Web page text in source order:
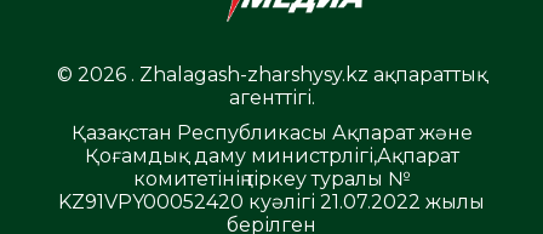
© 2026 . Zhalagash-zharshysy.kz ақпараттық
агенттігі.
Қазақстан Республикасы Ақпарат және
Қоғамдық даму министрлігі,Ақпарат
комитетінің тіркеу туралы №
KZ91VPY00052420 куәлігі 21.07.2022 жылы
берілген